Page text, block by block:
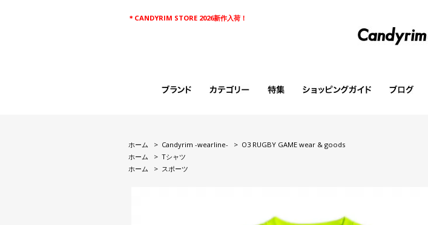
＊CANDYRIM STORE 2026新作入荷！
ホーム > Candyrim -wearline- > O3 RUGBY GAME wear & goods
ホーム
>Tシャツ
ホーム
> スポーツ